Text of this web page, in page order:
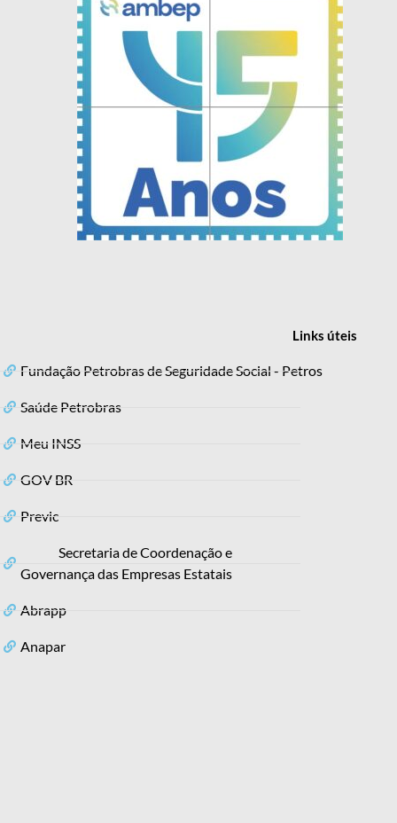
Linksúteis
Fundação Petrobras de Seguridade Social - Petros
Saúde Petrobras
Meu INSS
GOV BR
Previc
Secretaria de Coordenação e
Governança das Empresas Estatais
Abrapp
Anapar